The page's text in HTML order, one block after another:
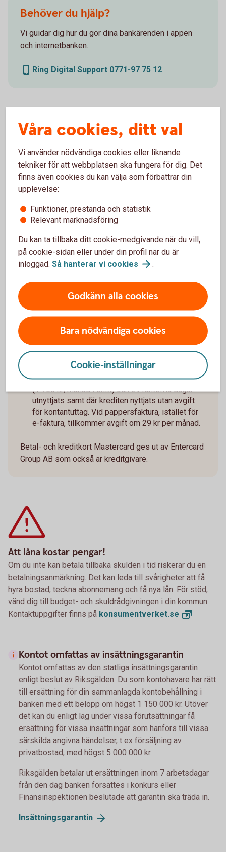
Behöver du hjälp?
Vi guidar dig hur du gör dina bankärenden i appen
och internetbanken.
Ring Digital Support 0771-97 75 12
För vem?
För dig som är 18-21 år
Studenter
För dig som studerar på högskola/universitet och får CSN-
Ränteinformation:Effektiv ränta 13,55 % vid
utnyttjad kredit på 20 000 kr återbetalt under 1 år
Räkneexempel
Ränta för närvarande 13,55 % (2025-10-01),
Utnyttjad kredit på 20 000 kr: effektiva räntan är
för närvarande 13,50 % och det sammanlagda
I ovan exempel återbetalas krediten med
månatliga avbetalningsbelopp under 12 månader
(1 766 kr/månad i snitt) och 39 räntefria dagar
utnyttjats samt där krediten nyttjats utan avgift
för kontantuttag. Vid pappersfaktura, istället för
e-faktura, tillkommer avgift om 29 kr per månad.
Betal- och kreditkort Mastercard ges ut av Entercard
Group AB som också är kreditgivare.
Att låna kostar pengar!
Om du inte kan betala tillbaka skulden i tid riskerar du en
betalningsanmärkning. Det kan leda till svårigheter att få
hyra bostad, teckna abonnemang och få nya lån. För stöd,
vänd dig till budget- och skuldrådgivningen i din kommun.
Kontaktuppgifter finns på konsumentverket.se
Kontot omfattas av insättningsgarantin
Kontot omfattas av den statliga insättningsgarantin
enligt beslut av Riksgälden. Du som kontohavare har rätt
till ersättning för din sammanlagda kontobehållning i
banken med ett belopp om högst 1 150 000 kr. Utöver
det kan du enligt lag under vissa förutsättningar få
ersättning för vissa insättningar som hänförs till vissa
särskilda angivna händelser, t ex försäljning av
privatbostad, med högst 5 000 000 kr.
Riksgälden betalar ut ersättningen inom 7 arbetsdagar
från den dag banken försattes i konkurs eller
Finansinspektionen beslutade att garantin ska träda in.
Insättningsgarantin
Våra cookies, ditt val
Vi använder nödvändiga cookies eller liknande
tekniker för att webbplatsen ska fungera för dig. Det
finns även cookies du kan välja som förbättrar din
upplevelse:
Funktioner, prestanda och statistik
Relevant marknadsföring
Du kan ta tillbaka ditt cookie-medgivande när du vill,
på cookie-sidan eller under din profil när du är
inloggad. Så hanterar vi cookies .
Godkänn alla cookies
Bara nödvändiga cookies
Cookie-inställningar